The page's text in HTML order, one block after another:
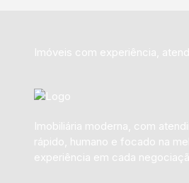
Imóveis com experiência,
Imobiliária moderna, com
rápido, humano e focado na
experiência em cada